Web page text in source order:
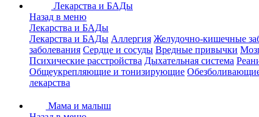
Лекарства и БАДы
Назад в меню
Лекарства и БАДы
Лекарства и БАДы Аллергия Желудочно-кишечные
заболевания Сердце и сосуды Вредные привычки
Психические расстройства Дыхательная система
Общеукрепляющие и тонизирующие
лекарства
Мама и малыш